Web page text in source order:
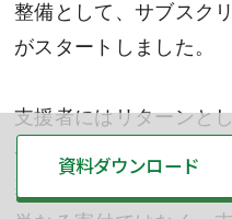
整備として、サブスク
がスタートしました。
支援者にはリターンと
やオンラインパーティ
裏側を楽しめるコンテ
資料ダウンロード